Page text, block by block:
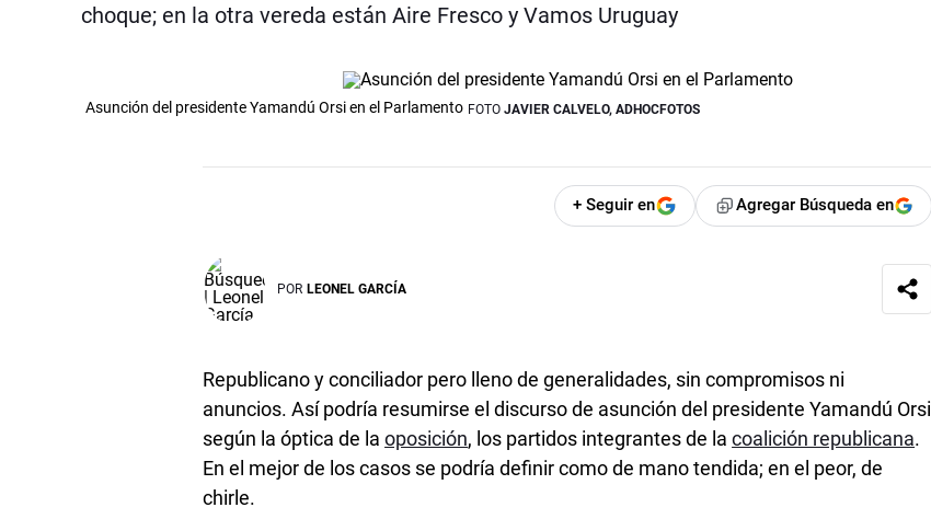
choque; en la otra vereda están Aire Fresco y Vamos Uruguay
Asunción del presidente Yamandú Orsi en el Parlamento FOTO JAVIER CALVELO, ADHOCFOTOS
+ Seguir en Agregar Búsqueda en
POR LEONEL GARCÍA
Republicano y conciliador pero lleno de generalidades, sin compromisos ni
anuncios. Así podría resumirse el discurso de asunción del presidente Yamandú Orsi
según la óptica de laoposición, los partidos integrantes de lacoalición republicana.
En el mejor de los casos se podría definir como de mano tendida; en el peor, de
chirle.